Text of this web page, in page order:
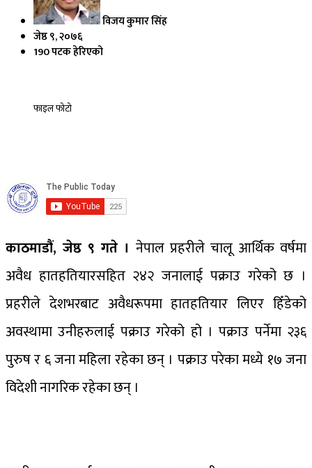
विजय कुमार सिंह
जेष्ठ ९, २०७६
190 पटक हेरिएको
फाइल फोटो
काठमाडौं, जेष्ठ ९ गते । नेपाल प्रहरीले चालू आर्थिक वर्षमा
अवैध हातहतियारसहित २४२ जनालाई पक्राउ गरेको छ ।
प्रहरीले देशभरबाट अवैधरूपमा हातहतियार लिएर हिँडेको
अवस्थामा उनीहरुलाई पक्राउ गरेको हो । पक्राउ पर्नेमा २३६
पुरुष र ६ जना महिला रहेका छन् । पक्राउ परेका मध्ये १७ जना
विदेशी नागरिक रहेका छन् ।